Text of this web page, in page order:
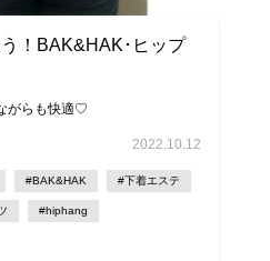
！BAK&HAK･ヒップ
がらも快適♡
2022.10.12
#BAK&HAK #下着エステ
#hiphang